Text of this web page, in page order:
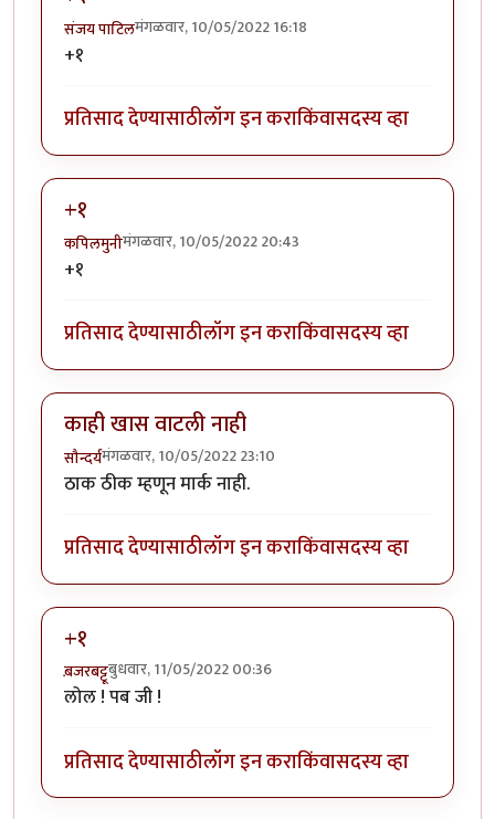
संजय पाटिलमंगळवार, 10/05/2022 16:18
+१
प्रतिसाद देण्यासाठीलॉग इन कराकिंवासदस्य व्हा
+१
कपिलमुनीमंगळवार, 10/05/2022 20:43
+१
प्रतिसाद देण्यासाठीलॉग इन कराकिंवासदस्य व्हा
काही खास वाटली नाही
सौन्दर्यमंगळवार, 10/05/2022 23:10
ठाक ठीक म्हणून मार्क नाही.
प्रतिसाद देण्यासाठीलॉग इन कराकिंवासदस्य व्हा
+१
ब़जरबट्टूबुधवार, 11/05/2022 00:36
लोल ! पब जी !
प्रतिसाद देण्यासाठीलॉग इन कराकिंवासदस्य व्हा